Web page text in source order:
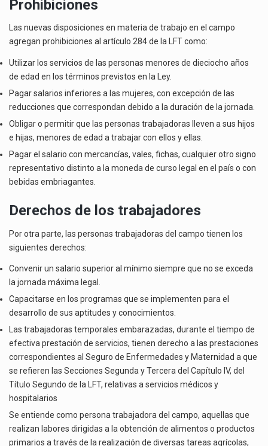
Prohibiciones
Las nuevas disposiciones en materia de trabajo en el campo
agregan prohibiciones al artículo 284 de la LFT como:
Utilizar los servicios de las personas menores de dieciocho años
de edad en los términos previstos en la Ley.
Pagar salarios inferiores a las mujeres, con excepción de las
reducciones que correspondan debido a la duración de la jornada.
Obligar o permitir que las personas trabajadoras lleven a sus hijos
e hijas, menores de edad a trabajar con ellos y ellas.
Pagar el salario con mercancías, vales, fichas, cualquier otro signo
representativo distinto a la moneda de curso legal en el país o con
bebidas embriagantes.
Derechos de los trabajadores
Por otra parte, las personas trabajadoras del campo tienen los
siguientes derechos:
Convenir un salario superior al mínimo siempre que no se exceda
la jornada máxima legal.
Capacitarse en los programas que se implementen para el
desarrollo de sus aptitudes y conocimientos.
Las trabajadoras temporales embarazadas, durante el tiempo de
efectiva prestación de servicios, tienen derecho a las prestaciones
correspondientes al Seguro de Enfermedades y Maternidad a que
se refieren las Secciones Segunda y Tercera del Capítulo IV, del
Título Segundo de la LFT, relativas a servicios médicos y
hospitalarios
Se entiende como persona trabajadora del campo, aquellas que
realizan labores dirigidas a la obtención de alimentos o productos
primarios a través de la realización de diversas tareas agrícolas,